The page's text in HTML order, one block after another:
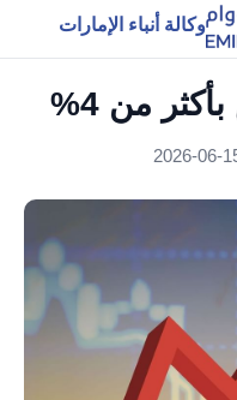
وكالة أنباء الإمارات
من 4%
2026-06-